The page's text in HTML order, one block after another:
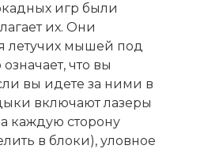
игр были
их. Они
летучих мышей под
что вы
вы идете за ними в
включают лазеры
каждую сторону
в блоки), уловное